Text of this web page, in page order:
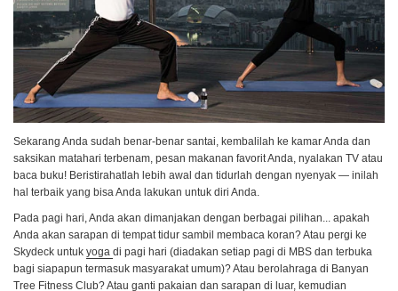
Sekarang Anda sudah benar-benar santai, kembalilah ke kamar Anda dan
saksikan matahari terbenam, pesan makanan favorit Anda, nyalakan TV atau
baca buku! Beristirahatlah lebih awal dan tidurlah dengan nyenyak — inilah
hal terbaik yang bisa Anda lakukan untuk diri Anda.
Pada pagi hari, Anda akan dimanjakan dengan berbagai pilihan... apakah
Anda akan sarapan di tempat tidur sambil membaca koran? Atau pergi ke
Skydeck untuk yoga di pagi hari (diadakan setiap pagi di MBS dan terbuka
bagi siapapun termasuk masyarakat umum)? Atau berolahraga di Banyan
Tree Fitness Club? Atau ganti pakaian dan sarapan di luar, kemudian